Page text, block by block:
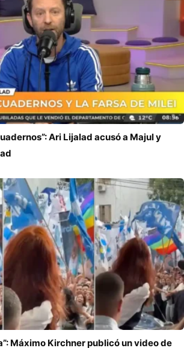
Ari Lijalad acusó a Majul y
Máximo Kirchner publicó un video de